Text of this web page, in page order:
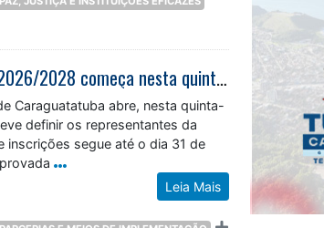
Caraguatatuba abre, nesta quinta-
definir os representantes da
segue até o dia 31 de
Leia Mais
E MEIOS DE IMPLEMENTAÇÃO